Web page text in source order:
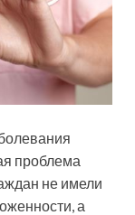
проблема
не имели
а